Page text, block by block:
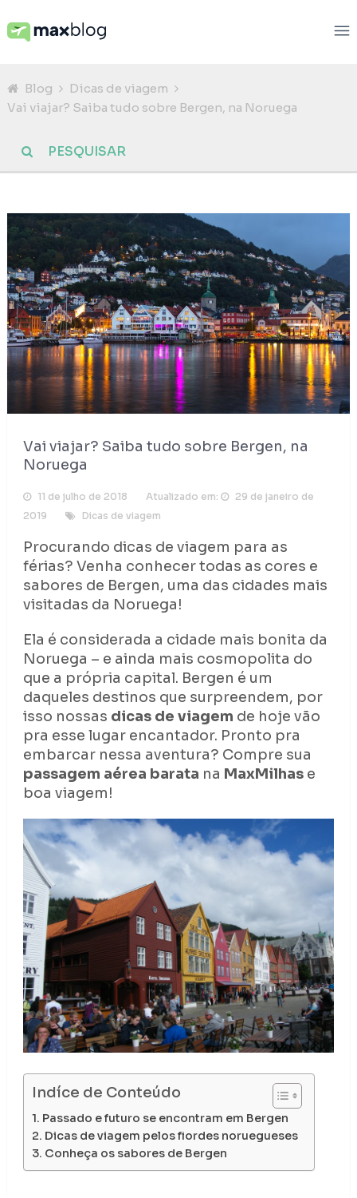
Blog
Dicas de viagem
Vai viajar? Saiba tudo sobre Bergen, na Noruega
Vai viajar? Saiba tudo sobre Bergen, na
Noruega
11 de julho de 2018 Atualizado em:
29 de janeiro de
2019
Dicas de viagem
Procurando dicas de viagem para as
férias? Venha conhecer todas as cores e
sabores de Bergen, uma das cidades mais
visitadas da Noruega!
Ela é considerada a cidade mais bonita da
Noruega – e ainda mais cosmopolita do
que a própria capital. Bergen é um
daqueles destinos que surpreendem, por
isso nossas dicas de viagem de hoje vão
pra esse lugar encantador. Pronto pra
embarcar nessa aventura? Compre sua
passagem aérea barata na MaxMilhase
boa viagem!
Indíce de Conteúdo
Passado e futuro se encontram em Bergen
Dicas de viagem pelos fiordes noruegueses
Conheça os sabores de Bergen